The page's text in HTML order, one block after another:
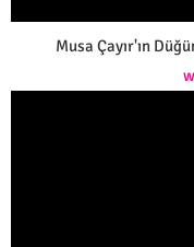
Musa Çayır'ın